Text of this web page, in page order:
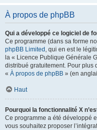
À propos de phpBB
Qui a développé ce logiciel de
Ce programme (dans sa forme
phpBB Limited , qui en est le
la « Licence Publique Générale
distribué gratuitement. Pour plus
« À propos de phpBB » (en
Haut
Pourquoi la fonctionnalité X
Ce programme a été développé
vous souhaitez proposer